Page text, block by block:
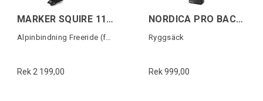
MARKER SQUIRE 11 (110MM)
Alpinbindning Freeride (fast)
Rek 2 199,00
NORDICA PRO BACKPACK Svart/Röd
Ryggsäck
Rek 999,00